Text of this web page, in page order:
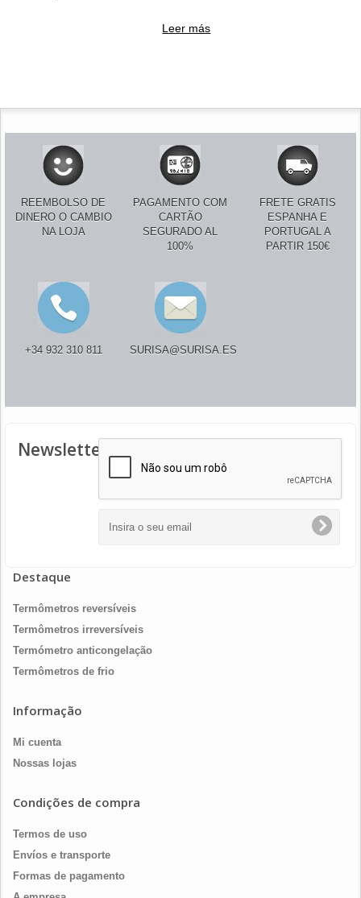
Leer más
REEMBOLSO DE
DINERO O CAMBIO
NA LOJA
PAGAMENTO COM
CARTÃO
SEGURADO AL
100%
FRETE GRATIS
ESPANHA E
PORTUGAL A
PARTIR 150€
+34 932 310 811 SURISA@SURISA.ES
Newsletter
Destaque
Termômetros reversíveis
Termômetros irreversíveis
Termómetro anticongelação
Termômetros de frio
Informação
Mi cuenta
Nossas lojas
Condições de compra
Termos de uso
Envíos e transporte
Formas de pagamento